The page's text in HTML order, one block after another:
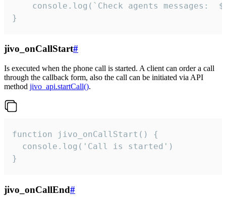
}
jivo_onCallStart#
Is executed when the phone call is started. A client can order a call
through the callback form, also the call can be initiated via API
method jivo_api.startCall().
function jivo_onCallStart() {
  console.log('Call is started')
}
jivo_onCallEnd#